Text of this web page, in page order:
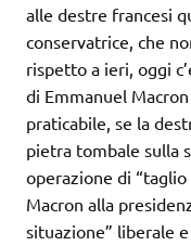
alle destre francesi
conservatrice, che
rispetto a ieri, oggi
di Emmanuel
praticabile, se la
pietra tombale sulla
operazione di
Macron alla
situazione” liberale